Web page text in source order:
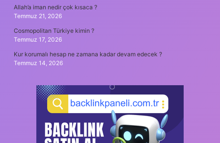
Allah’a iman nedir çok kısaca ?
Temmuz 21, 2026
Cosmopolitan Türkiye kimin ?
Temmuz 17, 2026
Kur korumalı hesap ne zamana kadar devam edecek ?
Temmuz 14, 2026